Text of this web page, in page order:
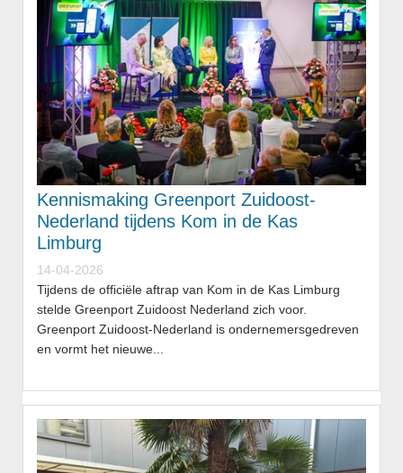
Kennismaking Greenport Zuidoost-
Nederland tijdens Kom in de Kas
Limburg
14-04-2026
Tijdens de officiële aftrap van Kom in de Kas Limburg
stelde Greenport Zuidoost Nederland zich voor.
Greenport Zuidoost-Nederland is ondernemersgedreven
en vormt het nieuwe...